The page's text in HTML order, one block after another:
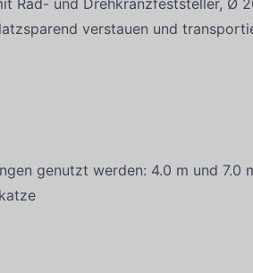
verstauen und
genutzt werden: 4.0 m und 7.0